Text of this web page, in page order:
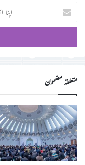
اپنا
ای
میل
ڈی
درج
کریں
متعلقہ مضمون